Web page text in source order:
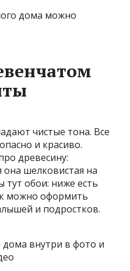
дома можно
чистые тона. Все
и красиво.
древесину:
шелковистая на
обои: ниже есть
можно оформить
и подростков.